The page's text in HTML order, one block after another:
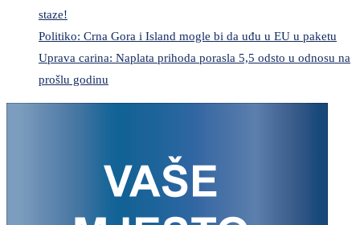
staze!
Politiko: Crna Gora i Island mogle bi da uđu u EU u paketu
Uprava carina: Naplata prihoda porasla 5,5 odsto u odnosu na
prošlu godinu